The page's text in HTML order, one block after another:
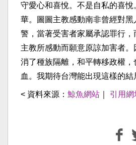
守愛心和喜悅。不是自私的喜
華。圖圖主教感動南非曾經對
警，當著受害者家屬承認罪行，
主教所感動而願意原諒加害者。
消了種族隔離，和平轉移政權
血。我期待台灣能出現這樣的結
< 資料來源： 鯨魚網站 引用網